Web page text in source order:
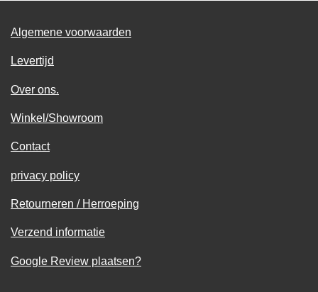
Algemene voorwaarden
Levertijd
Over ons.
Winkel/Showroom
Contact
privacy policy
Retourneren / Herroeping
Verzend informatie
Google Review plaatsen?